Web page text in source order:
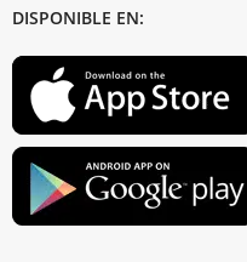
DISPONIBLE EN: